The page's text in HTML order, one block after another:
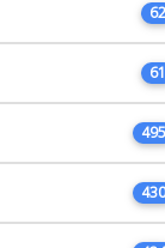
62
61
495
430